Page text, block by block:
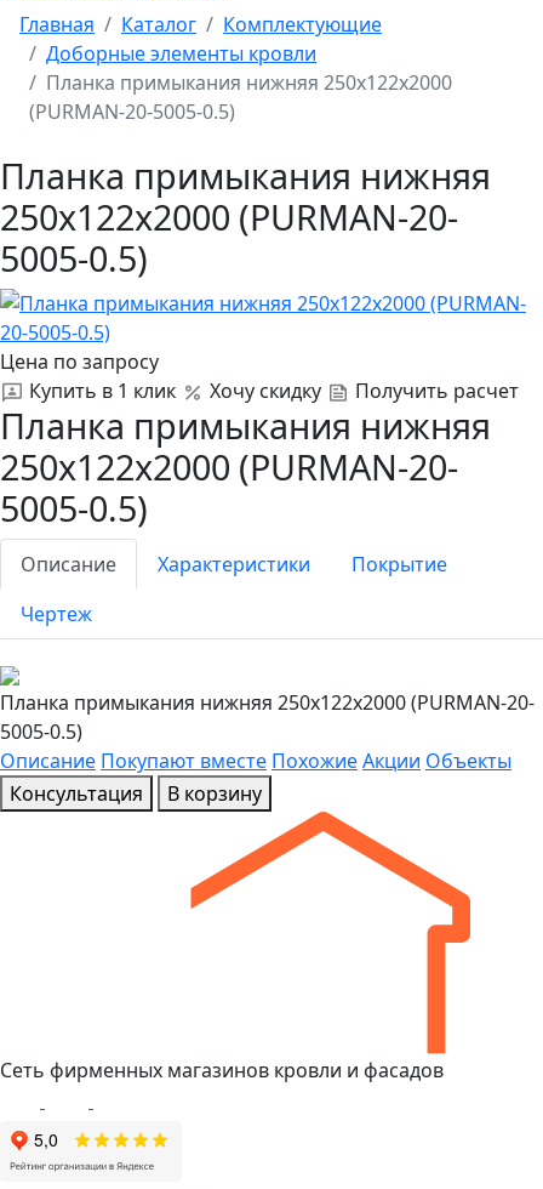
Главная
Каталог
Комплектующие
Доборные элементы кровли
Планка примыкания нижняя 250х122х2000
(PURMAN-20-5005-0.5)
Планка примыкания нижняя
250х122х2000 (PURMAN-20-
5005-0.5)
Цена по запросу
Купить в 1 клик
Хочу скидку Получить расчет
Планка примыкания нижняя
250х122х2000 (PURMAN-20-
5005-0.5)
Описание Характеристики
Покрытие
Чертеж
Планка примыкания нижняя 250х122х2000 (PURMAN-20-
5005-0.5)
Описание Покупают вместе ПохожиеАкции Объекты
Консультация
В корзину
Сеть фирменных магазинов кровли и фасадов